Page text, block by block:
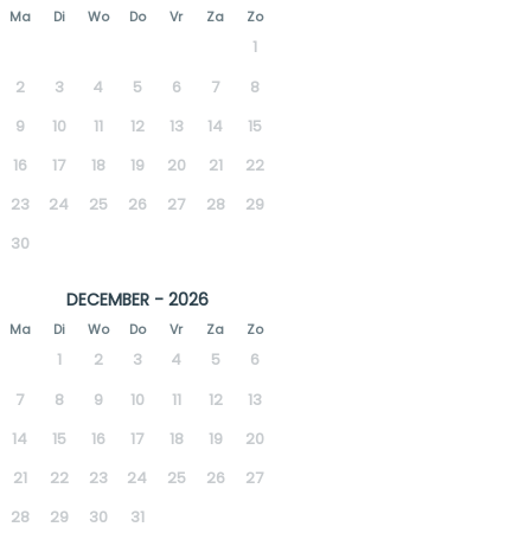
Ma Di Wo Do Vr Za Zo
1
2
3 4 5 6 7
8
9
10 11 12 13 14
15
16
17 18 19 20 21
22
23
24 25 26 27 28
29
30
DECEMBER - 2026
Ma Di Wo Do Vr Za Zo
1 2 3 4 5
6
7
8 9 10 11 12
13
14
15 16 17 18 19
20
21
22 23 24 25 26
27
28
29 30 31